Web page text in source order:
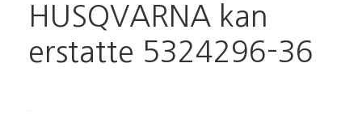
HUSQVARNA kan
erstatte 5324296-36